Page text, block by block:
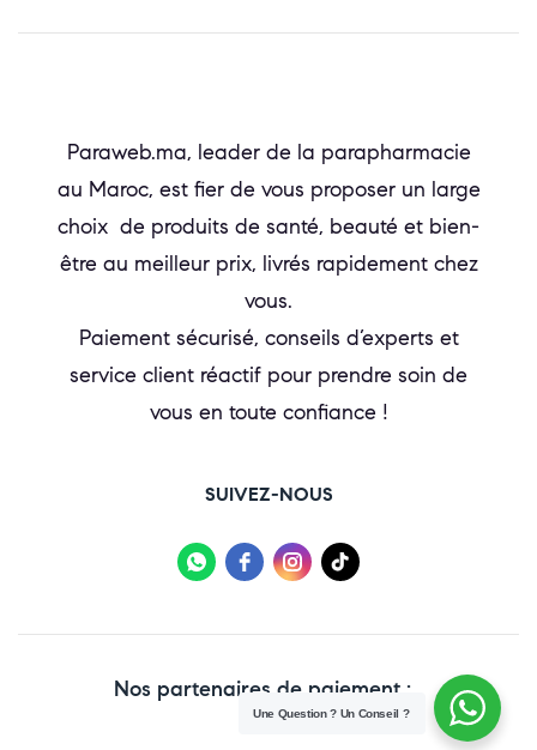
Paraweb.ma, leader de la parapharmacie
au Maroc, est fier de vous proposer un large
choix de produits de santé, beauté et bien-
être au meilleur prix, livrés rapidement chez
vous.
Paiement sécurisé, conseils d’experts et
service client réactif pour prendre soin de
vous en toute confiance !
SUIVEZ-NOUS
Nos partenaires de paiement :
Une Question ? Un Conseil ?